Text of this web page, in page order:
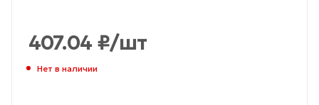
407.04 ₽/шт
Нет в наличии